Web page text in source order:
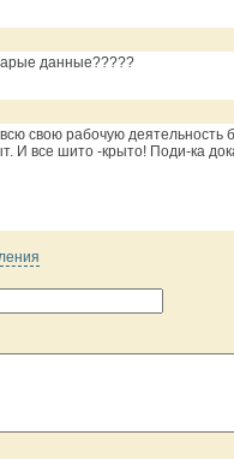
данные?????
свою рабочую деятельность
И все шито -крыто! Поди-ка